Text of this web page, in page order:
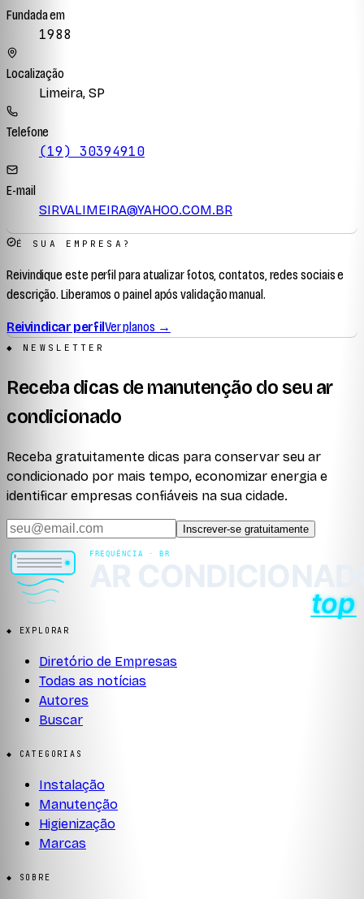
Fundada em
1988
Localização
Limeira, SP
Telefone
(19) 30394910
E-mail
SIRVALIMEIRA@YAHOO.COM.BR
É SUA EMPRESA?
Reivindique este perfil para atualizar fotos, contatos, redes sociais e
descrição. Liberamos o painel após validação manual.
Reivindicar perfilVer planos →
◆ NEWSLETTER
Receba dicas de manutenção do seu ar
condicionado
Receba gratuitamente dicas para conservar seu ar
condicionado por mais tempo, economizar energia e
identificar empresas confiáveis na sua cidade.
Inscrever-se gratuitamente
◆ EXPLORAR
Diretório de Empresas
Todas as notícias
Autores
Buscar
◆ CATEGORIAS
Instalação
Manutenção
Higienização
Marcas
◆ SOBRE